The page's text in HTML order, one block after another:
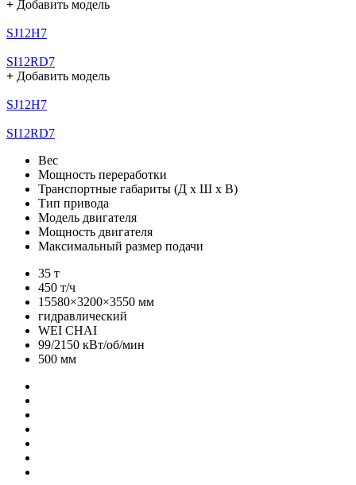
+ Добавить модель
SJ12H7
SI12RD7
+ Добавить модель
SJ12H7
SI12RD7
Вес
Мощность переработки
Транспортные габариты (Д х Ш х В)
Тип привода
Модель двигателя
Мощность двигателя
Максимальный размер подачи
35 т
450 т/ч
15580×3200×3550 мм
гидравлический
WEI CHAI
99/2150 кВт/об/мин
500 мм